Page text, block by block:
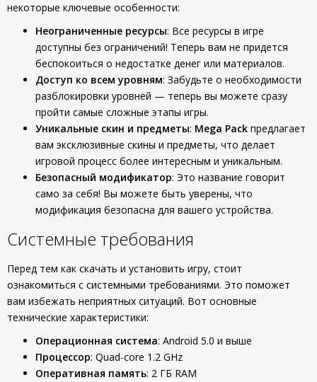
некоторые ключевые особенности:
Неограниченные ресурсы: Все ресурсы в игре
доступны без ограничений! Теперь вам не придется
беспокоиться о недостатке денег или материалов.
Доступ ко всем уровням: Забудьте о необходимости
разблокировки уровней — теперь вы можете сразу
пройти самые сложные этапы игры.
Уникальные скин и предметы: Mega Pack предлагает
вам эксклюзивные скины и предметы, что делает
игровой процесс более интересным и уникальным.
Безопасный модификатор: Это название говорит
само за себя! Вы можете быть уверены, что
модификация безопасна для вашего устройства.
Системные требования
Перед тем как скачать и установить игру, стоит
ознакомиться с системными требованиями. Это поможет
вам избежать неприятных ситуаций. Вот основные
технические характеристики:
Операционная система: Android 5.0 и выше
Процессор: Quad-core 1.2 GHz
Оперативная память: 2 ГБ RAM